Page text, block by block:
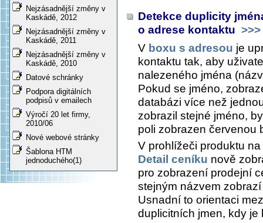
Nejzásadnější změny v
Kaskádě, 2012
Nejzásadnější změny v
Kaskádě, 2011
Nejzásadnější změny v
Kaskádě, 2010
Datové schránky
Podpora digitálních
podpisů v emailech
Výročí 20 let firmy,
2010/06
Nové webové stránky
Šablona HTM
jednoduchého(1)
Detekce duplicity
o adrese kontaktu >>>
V boxu s adresou je
kontaktu tak, aby
nalezeného jména
Pokud se jméno,
databázi více než
zobrazil stejné jméno,
poli zobrazen červenou
V prohlížeči produktu
Detail ceníku nově
pro zobrazení prodejní
stejným názvem
Usnadní to orientaci
duplicitních jmen, kdy je